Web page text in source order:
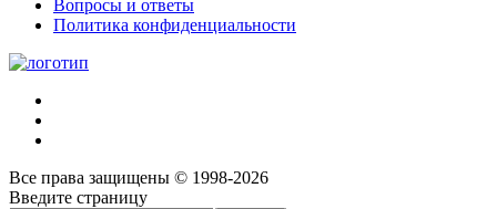
Вопросы и ответы
Политика конфиденциальности
Все права защищены © 1998-2026
Введите страницу